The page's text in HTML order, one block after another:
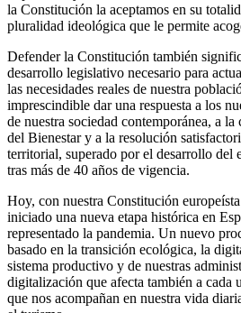
la Constitución la aceptamos en su
pluralidad ideológica que le permite
Defender la Constitución también
desarrollo legislativo necesario para
las necesidades reales de nuestra
imprescindible dar una respuesta a los
de nuestra sociedad contemporánea, a
del Bienestar y a la resolución
territorial, superado por el desarrollo del
tras más de 40 años de vigencia.
Hoy, con nuestra Constitución
iniciado una nueva etapa histórica en
representado la pandemia. Un nuevo
basado en la transición ecológica, la
sistema productivo y de nuestras
digitalización que afecta también a cada
que nos acompañan en nuestra vida